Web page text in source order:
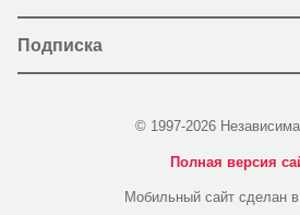
Подписка
© 1997-2026
Полная версия
Мобильный сайт сделан